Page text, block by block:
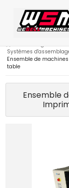
Systèmes
Ensemble de
table
Ensemble